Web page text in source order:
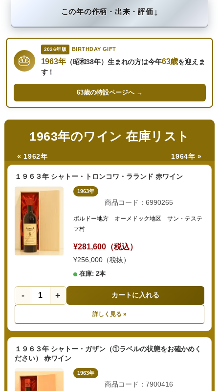
この年の作柄・出来・評価↓
🎂
2026年版 BIRTHDAY GIFT
1963年（昭和38年）生まれの方は今年63歳を迎えま
す！
63歳の特設ページへ →
1963年のワイン 在庫リスト
« 1962年 1964年 »
１９６３年 シャトー・トロンコワ・ラランド 赤ワイン
1963年
商品コード：6990265
ボルドー地方 オーメドック地区 サン・テステ
フ村
¥281,600（税込）
¥256,000（税抜）
在庫: 2本
- + カートに入れる
詳しく見る »
１９６３年 シャトー・ガザン（①ラベルの状態をお確かめく
ださい） 赤ワイン
1963年
商品コード：7900416